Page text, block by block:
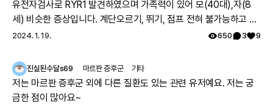
유전자검사로 RYR1 발견하였으며 가족력이 있어 모(40대),자(8
세) 비슷한 증상입니다. 계단오르기, 뛰기, 점프 전혀 불가능하고 전
체적으로 몸의 힘이 부족하지만 위의 불가능한점을 빼고는 힘들지
를 보았으나 그당시에는 아킬레스건이 짧아서 그런거라고 운동 열
심히 하라는 답을 듣고 쭉 지내다가 출산후 첫째아이도 같은 증상으
로 서울대병원 방문하여 근육병의심으로 여러 검사를 하였으나 정
2024. 1. 19. 650 3 9
진실된수달s69 마르판 증후군 기타
저는 마르판 증후군 외에 다른 질환도 있는 관련 유저예요. 저는 궁
금한 점이 많아요~